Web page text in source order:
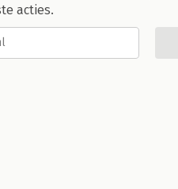
acties.